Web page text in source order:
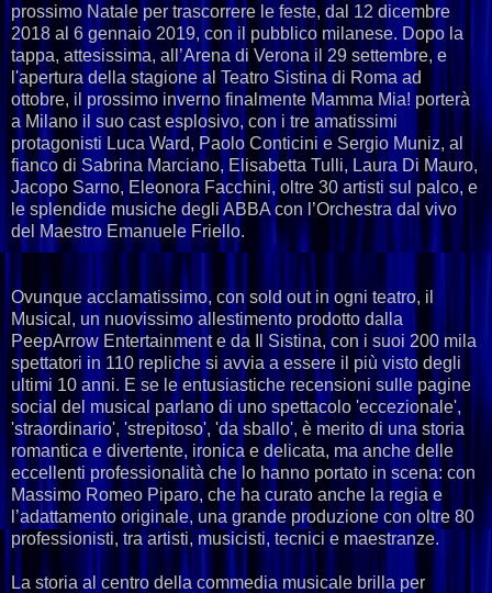
prossimo Natale per trascorrere le feste, dal 12 dicembre
2018 al 6 gennaio 2019, con il pubblico milanese. Dopo la
tappa, attesissima, all’Arena di Verona il 29 settembre, e
l'apertura della stagione al Teatro Sistina di Roma ad
ottobre, il prossimo inverno finalmente Mamma Mia! porterà
a Milano il suo cast esplosivo, con i tre amatissimi
protagonisti Luca Ward, Paolo Conticini e Sergio Muniz, al
fianco di Sabrina Marciano, Elisabetta Tulli, Laura Di Mauro,
Jacopo Sarno, Eleonora Facchini, oltre 30 artisti sul palco, e
le splendide musiche degli ABBA con l’Orchestra dal vivo
del Maestro Emanuele Friello.
Ovunque acclamatissimo, con sold out in ogni teatro, il
Musical, un nuovissimo allestimento prodotto dalla
PeepArrow Entertainment e da Il Sistina, con i suoi 200 mila
spettatori in 110 repliche si avvia a essere il più visto degli
ultimi 10 anni. E se le entusiastiche recensioni sulle pagine
social del musical parlano di uno spettacolo 'eccezionale',
'straordinario', 'strepitoso', 'da sballo', è merito di una storia
romantica e divertente, ironica e delicata, ma anche delle
eccellenti professionalità che lo hanno portato in scena: con
Massimo Romeo Piparo, che ha curato anche la regia e
l’adattamento originale, una grande produzione con oltre 80
professionisti, tra artisti, musicisti, tecnici e maestranze.
La storia al centro della commedia musicale brilla per